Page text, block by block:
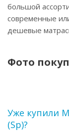
большой
современные
дешевые
Фото
Уже купили
(Sp)?